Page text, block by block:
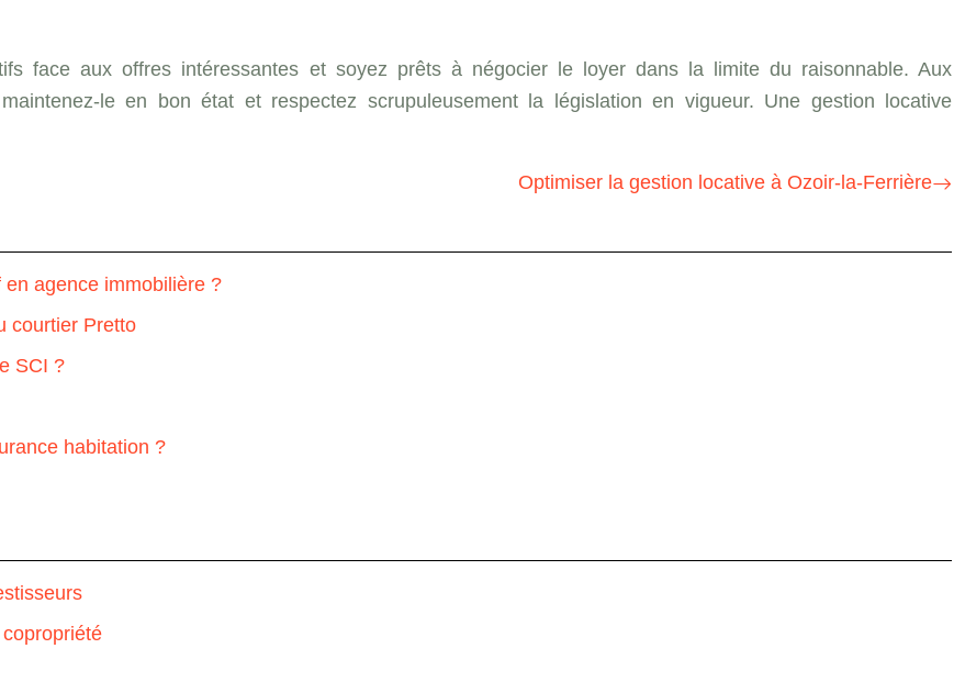
face aux offres intéressantes et soyez prêts à négocier le loyer dans la limite du raisonnable. Aux
le en bon état et respectez scrupuleusement la législation en vigueur. Une gestion locative
Optimiser la gestion locative à Ozoir-la-Ferrière
agence immobilière ?
courtier Pretto
SCI ?
habitation ?